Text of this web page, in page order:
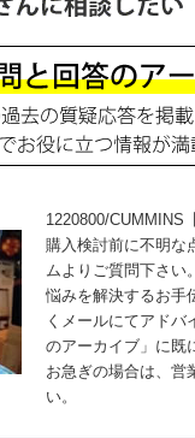
1220800/CUMMINS
購入検討前に不明な
ムよりご質問下さい
悩みを解決するお手
くメールにてアドバ
のアーカイブ」に既
お急ぎの場合は、営
い。